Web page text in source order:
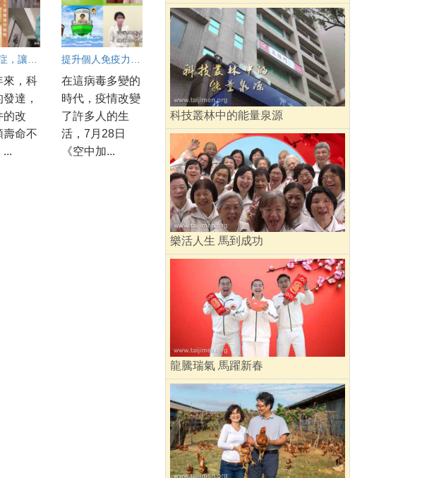
來，科
達，
的改
壽命不
...
在這病毒多變的
時代，疫情改變
了許多人的生
活，7月28日
《空中加...
科技叢林中的能量泉源
樂活人生 馬到成功
龍騰瑞氣 馬躍新春